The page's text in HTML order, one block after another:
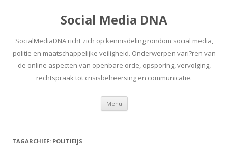
Social Media DNA
SocialMediaDNA richt zich op kennisdeling rondom social media,
politie en maatschappelijke veiligheid. Onderwerpen vari?ren van
de online aspecten van openbare orde, opsporing, vervolging,
rechtspraak tot crisisbeheersing en communicatie.
Menu Spring
inhoud
TAGARCHIEF: POLITIEIJS